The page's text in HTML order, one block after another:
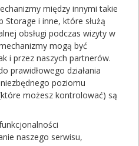
wapniowego, które blokują
tętnic i mięśnia sercowego.
(133)
między innymi takie
Storage i inne, które służą
obsługi podczas wizyty w
mogą być
i przez naszych partnerów.
prawidłowego działania
poziomu
możesz kontrolować) są
naszego serwisu,